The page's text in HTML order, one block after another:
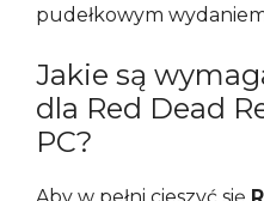
pudełkowym
Jakie są
dla Red Dead
PC?